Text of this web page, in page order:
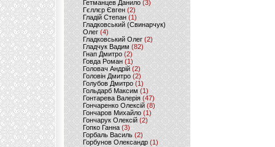
Гетманцев Данило (3)
Гєллєр Євген (2)
Гладій Степан(1)
Гладковський (Свинарчук)
Олег (4)
Гладковський Олег (2)
Гладчук Вадим (82)
Гнап Дмитро (2)
Говда Роман(1)
Головач Андрій (2)
Головін Дмитро (2)
Голубов Дмитро (1)
Гольдарб Максим(1)
Гонтарева Валерія (47)
Гончаренко Олексій(8)
Гончаров Михайло (1)
Гончарук Олексій (2)
Гопко Ганна (3)
Горбаль Василь (2)
Горбунов Олександр (1)